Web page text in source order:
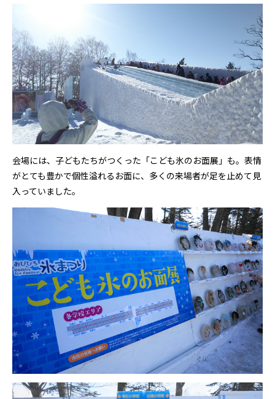
会場には、子どもたちがつくった「こども氷のお面展」も。表情
がとても豊かで個性溢れるお面に、多くの来場者が足を止めて見
入っていました。